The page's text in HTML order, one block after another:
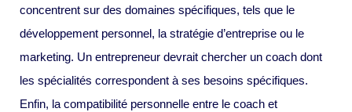
concentrent sur des domaines spécifiques, tels que le
développement personnel, la stratégie d’entreprise ou le
marketing. Un entrepreneur devrait chercher un coach dont
les spécialités correspondent à ses besoins spécifiques.
Enfin, la compatibilité personnelle entre le coach et